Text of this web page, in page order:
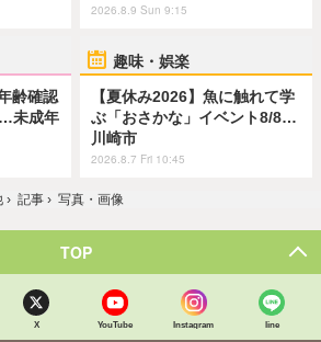
2026.8.9 Sun 9:15
齢確認
未成年
趣味・娯楽
【夏休み2026】魚に触れて学
ぶ「おさかな」イベント8/8…
川崎市
2026.8.7 Fri 10:45
› 記事 › 写真・画像
TOP
X YouTube Instagram line